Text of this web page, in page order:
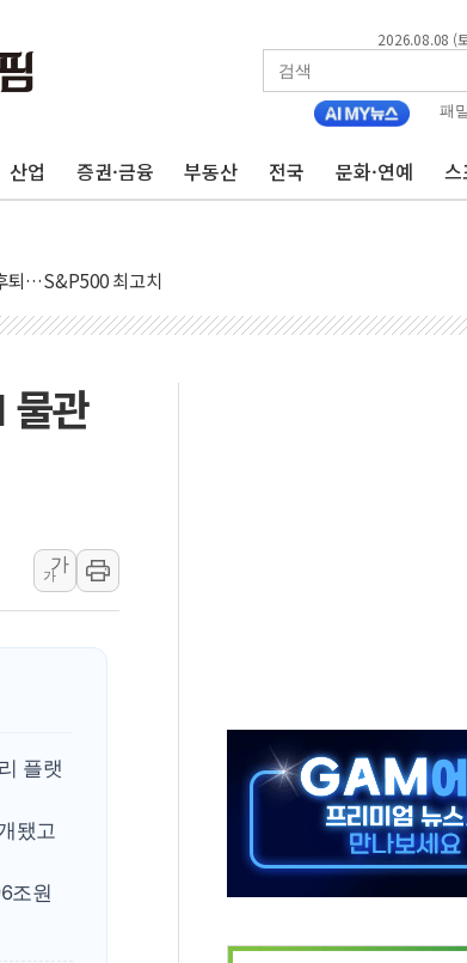
2026.08.08 (
패
산업 증권·금융 부동산 전국 문화·연예 스
원칙 뒤집는 것"
곳곳 소나기
'재역전' vs 정청래 '격차 확대'
자율규제단체' 타진
까지 의혹 소명" 요구
리 인상 가능성 낮아지며 상승… STOXX 600 지수는 나흘 연
체결… 이스라엘·이란 위협에 맞설 자체 억지력 강화
면 다음 주"
용 쇼크에 반도체주 '활짝'
우려 후퇴…나스닥 선물 1%대 상승
관
가
가
플랫
됐고
조원